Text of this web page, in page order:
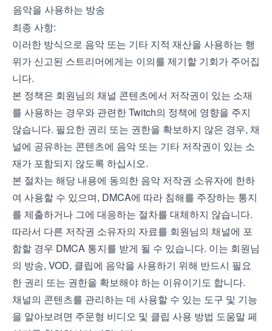
음악을 사용하는 방송
최종 사항:
이러한 방식으로 음악 또는 기타 지적 재산을 사용하는 행
위가 신고된 스트리머에게는 이의를 제기할 기회가 주어집
니다.
본 정책은 회원님의 채널 콘텐츠에서 저작권이 있는 소재
를 사용하는 경우와 관련한 Twitch의 정책에 영향을 주지
않습니다. 필요한 권리 또는 권한을 확보하지 않은 경우, 채
널에 공유하는 콘텐츠에 음악 또는 기타 저작권이 있는 소
재가 포함되지 않도록 하십시오.
본 절차는 해당 내용에 동의한 음악 저작권 소유자에 한하
여 사용할 수 있으며, DMCA에 따라 침해를 주장하는 통지
를 제출하거나 그에 대응하는 절차를 대체하지 않습니다.
따라서 다른 저작권 소유자의 자료를 회원님의 채널에 포
함할 경우 DMCA 통지를 받게 될 수 있습니다. 이는 회원님
의 방송, VOD, 클립에 음악을 사용하기 위해 반드시 필요
한 권리 또는 권한을 확보해야 하는 이유이기도 합니다.
채널의 콘텐츠를 관리하는 데 사용할 수 있는 도구 및 기능
을 알아보려면 주문형 비디오 및 클립 사용 방법 도움말 페